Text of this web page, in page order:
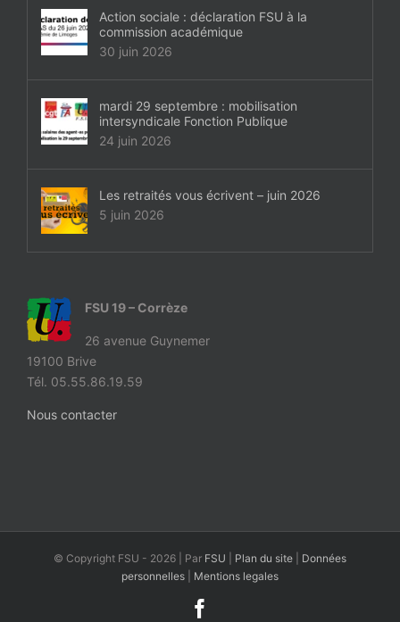
Action sociale : déclaration FSU à la
commission académique
30 juin 2026
mardi 29 septembre : mobilisation
intersyndicale Fonction Publique
24 juin 2026
Les retraités vous écrivent – juin 2026
5 juin 2026
FSU 19 – Corrèze
26 avenue Guynemer
19100 Brive
Tél. 05.55.86.19.59
Nous contacter
© Copyright FSU - 2026 | Par FSU Plan du site
Données
personnelles
Mentions legales